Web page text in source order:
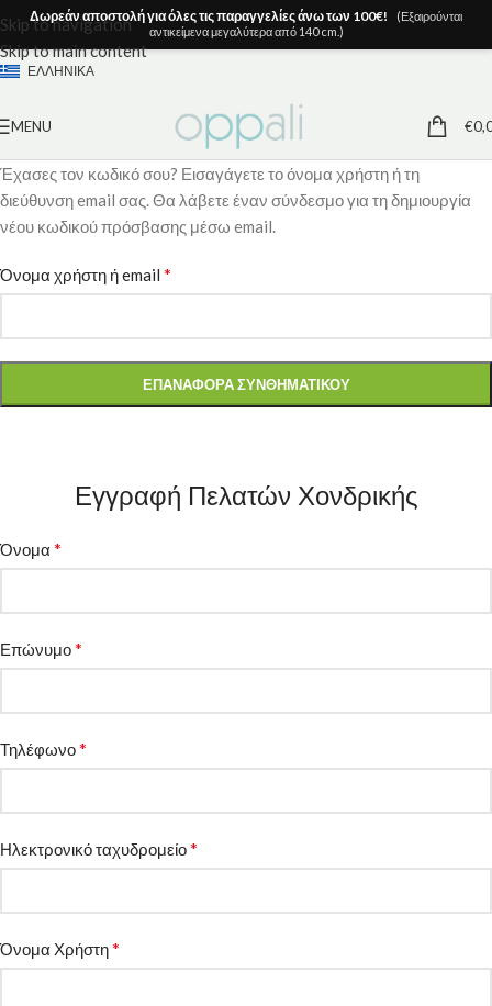
Skip to navigation
Skip to main content
ΕΛΛΗΝΙΚΑ
MENU €
Έχασες τον κωδικό σου? Εισαγάγετε το όνομα χρήστη ή τη
διεύθυνση email σας. Θα λάβετε έναν σύνδεσμο για τη δημιουργία
νέου κωδικού πρόσβασης μέσω email.
Όνομα χρήστη ή email *
ΕΠΑΝΑΦΟΡΑ ΣΥΝΘΗΜΑΤΙΚΟΥ
Εγγραφή Πελατών Χονδρικής
Όνομα *
Επώνυμο*
Τηλέφωνο*
Ηλεκτρονικό ταχυδρομείο*
Όνομα Χρήστη*
Δωρεάν αποστολή για όλες τις παραγγελίες άνω των 100€!
(Εξαιρούνται
αντικείμενα μεγαλύτερα από 140 cm.)